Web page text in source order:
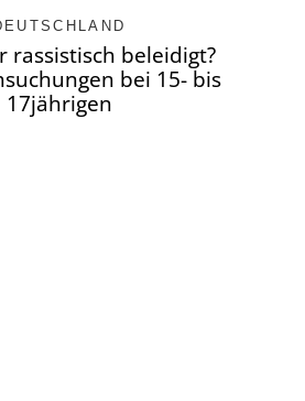
rassistisch beleidigt?
bei 15- bis
17jährigen